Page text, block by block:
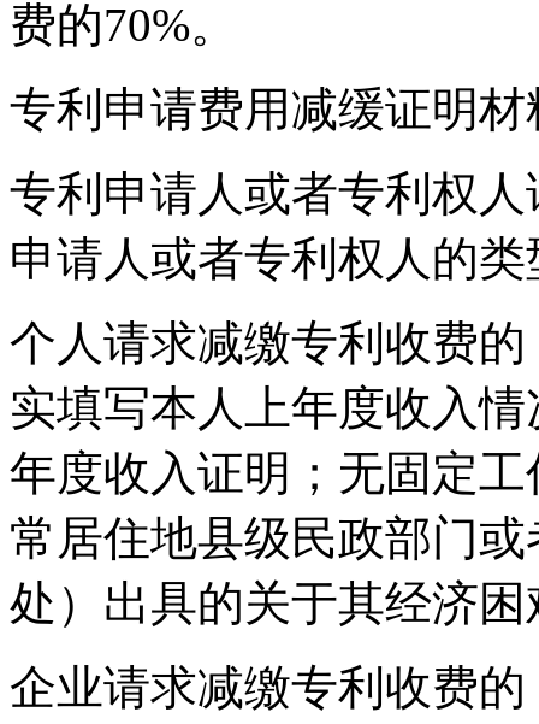
费的70%。
专利申请费用减缓证明材
专利申请人或者专利权
申请人或者专利权人的
个人请求减缴专利收费
实填写本人上年度收入
年度收入证明；无固定
常居住地县级民政部门
处）出具的关于其经济
企业请求减缴专利收费